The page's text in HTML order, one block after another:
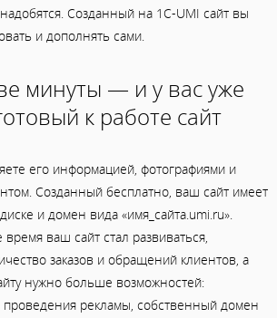
Созданный на 1C-UMI сайт вы
и дополнять сами.
минуты — и у вас уже
к работе сайт
его информацией, фотографиями и
Созданный бесплатно, ваш сайт имеет
и домен вида «имя_сайта.umi.ru».
время ваш сайт стал развиваться,
заказов и обращений клиентов, а
нужно больше возможностей:
проведения рекламы, собственный домен